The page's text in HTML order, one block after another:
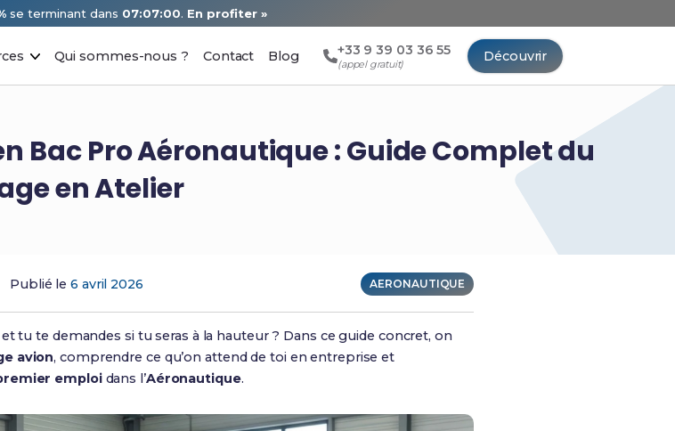
se terminant dans 07:06:59. En profiter »
Qui sommes-nous ? Contact Blog +33 9 39 03 36 55
(appel gratuit)
Découvrir
Bac Pro Aéronautique : Guide Complet du
en Atelier
Publié le6 avril 2026 AERONAUTIQUE
tu te demandes si tu seras à la hauteur ? Dans ce guide concret, on
avion, comprendre ce qu’on attend de toi en entreprise et
emploidans l’Aéronautique.